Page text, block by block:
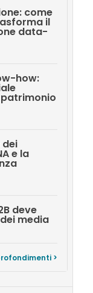
come
il
data-
how:
dei
e la
deve
media
>